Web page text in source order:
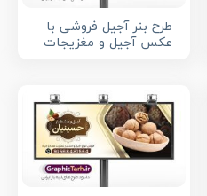
طرح بنر آجیل فروشی با
عکس آجیل و مغزیجات